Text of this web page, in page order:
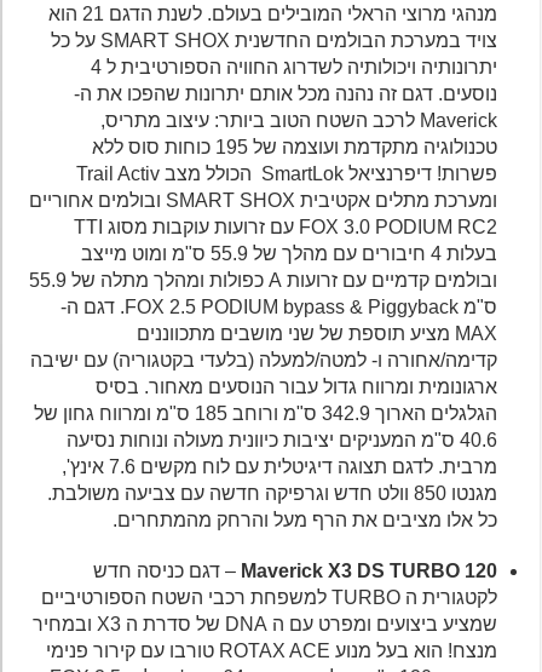
מנהגי מרוצי הראלי המובילים בעולם. לשנת הדגם 21 הוא
צויד במערכת הבולמים החדשנית SMART SHOX על כל
יתרונותיה ויכולותיה לשדרוג החוויה הספורטיבית ל 4
נוסעים. דגם זה נהנה מכל אותם יתרונות שהפכו את ה-
Maverick לרכב השטח הטוב ביותר: עיצוב מתריס,
טכנולוגיה מתקדמת ועוצמה של 195 כוחות סוס ללא
פשרות! דיפרנציאל SmartLok הכולל מצב Trail Activ
ומערכת מתלים אקטיבית SMART SHOX
ובולמים אחוריים
FOX 3.0 PODIUM RC2 עם זרועות עוקבות מסוג TTI
בעלות 4 חיבורים עם מהלך של 55.9 ס"מ ומוט מייצב
ובולמים קדמיים עם זרועות A כפולות ומהלך מתלה של 55.9
ס"מ FOX 2.5 PODIUM bypass & Piggyback. דגם ה-
MAX מציע תוספת של שני מושבים מתכווננים
קדימה/אחורה ו- למטה/למעלה (בלעדי בקטגוריה) עם ישיבה
ארגונומית ומרווח גדול עבור הנוסעים מאחור. בסיס
הגלגלים הארוך 342.9 ס"מ ורוחב 185 ס"מ ומרווח גחון של
40.6 ס"מ המעניקים יציבות כיוונית מעולה ונוחות נסיעה
מרבית. לדגם תצוגה דיגיטלית עם לוח מקשים 7.6 אינץ',
מגנטו 850 וולט חדש וגרפיקה חדשה עם צביעה משולבת.
כל אלו מציבים את הרף מעל והרחק מהמתחרים.
120
Maverick X3 DS TURBO– דגם כניסה חדש
לקטגורית ה TURBO למשפחת רכבי השטח הספורטיביים
שמציע ביצועים ומפרט עם ה DNA של סדרת ה X3 ובמחיר
מנצח! הוא בעל מנוע ROTAX ACE טורבו עם קירור פנימי